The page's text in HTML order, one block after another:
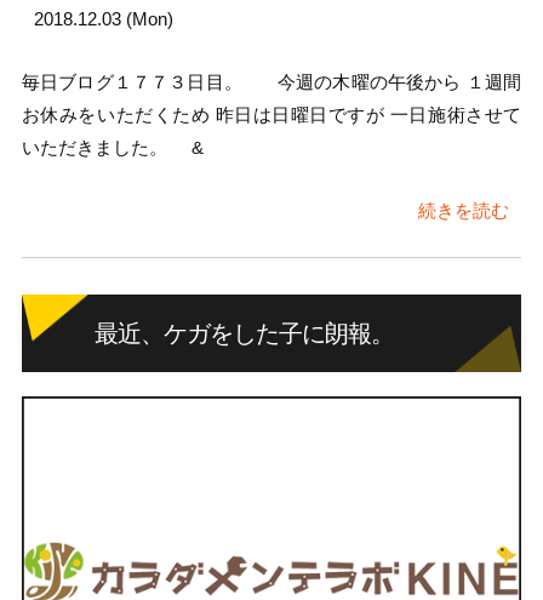
2018.12.03 (Mon)
毎日ブログ１７７３日目。 今週の木曜の午後から １週間
お休みをいただくため 昨日は日曜日ですが 一日施術させて
いただきました。 &
続きを読む
最近、ケガをした子に朗報。